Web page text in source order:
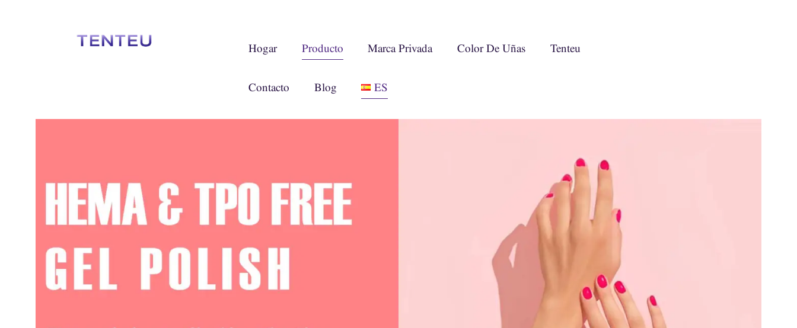
Hogar Producto Marca Privada Color De Uñas Tenteu
Contacto Blog ES